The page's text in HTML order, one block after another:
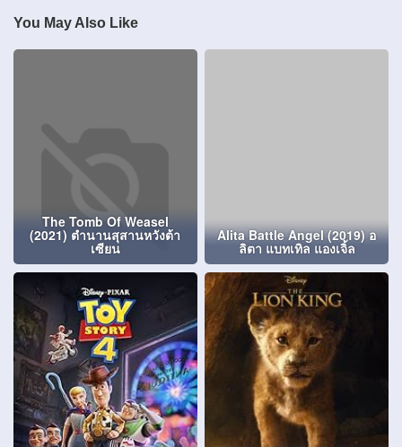
You May Also Like
The Tomb Of Weasel
(2021) ตำนานสุสานหวังต้า
เซียน
Alita Battle Angel (2019) อ
ลิตา แบทเทิล แองเจิ้ล